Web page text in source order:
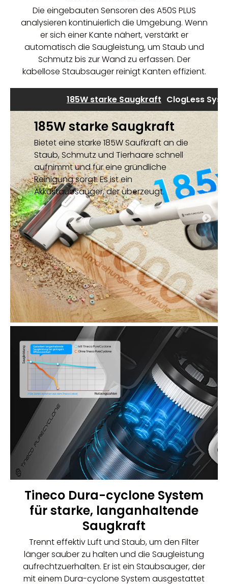
Die eingebauten Sensoren des A50S PLUS
analysieren kontinuierlich die Umgebung. Wenn
er sich einer Kante nähert, verstärkt er
automatisch die Saugleistung, um Staub und
Schmutz bis zur Wand zu erfassen. Der
kabellose Staubsaugerreinigt Kanten effizient.
185W starke Saugkraft ClogLess
185W starke Saugkraft
Bietet eine starke 185W Saufkraft an die
Staub, Schmutz und Tierhaare schnell
aufnimmt und für eine gründliche
Reinigung sorgt. Es ist ein
Akkustaubsauger, der überzeugt.
Tineco Dura-cyclone System
für starke, langanhaltende
Saugkraft
Trennt effektiv Luft und Staub, um den Filter
länger sauber zu halten und die Saugleistung
aufrechtzuerhalten. Er ist ein Staubsauger, der
mit einem Dura-cyclone System ausgestattet